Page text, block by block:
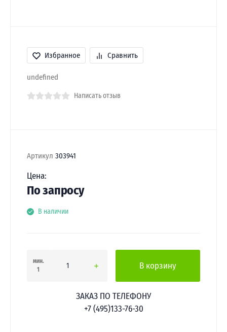
Избранное Сравнить
undefined
Написать отзыв
Артикул 303941
Цена:
По запросу
В наличии
мин.
1
В корзину
ЗАКАЗ ПО ТЕЛЕФОНУ
+7 (495)133-76-30